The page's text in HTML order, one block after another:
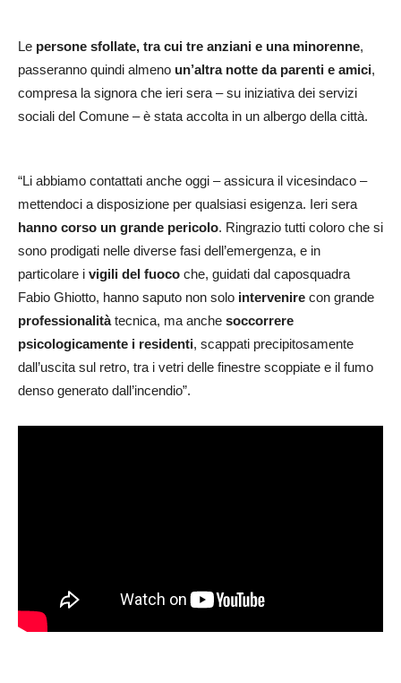
Le persone sfollate, tra cui tre anziani e una minorenne,
passeranno quindi almeno un’altra notte da parenti e amici,
compresa la signora che ieri sera – su iniziativa dei servizi
sociali del Comune – è stata accolta in un albergo della città.
“Li abbiamo contattati anche oggi – assicura il vicesindaco –
mettendoci a disposizione per qualsiasi esigenza. Ieri sera
hanno corso un grande pericolo. Ringrazio tutti coloro che si
sono prodigati nelle diverse fasi dell’emergenza, e in
particolare i vigili del fuoco che, guidati dal caposquadra
Fabio Ghiotto, hanno saputo non solo intervenire con grande
professionalitàtecnica, ma anche soccorrere
psicologicamente i residenti, scappati precipitosamente
dall’uscita sul retro, tra i vetri delle finestre scoppiate e il fumo
denso generato dall’incendio”.